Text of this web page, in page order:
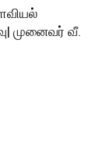
முனைவர் வீ.